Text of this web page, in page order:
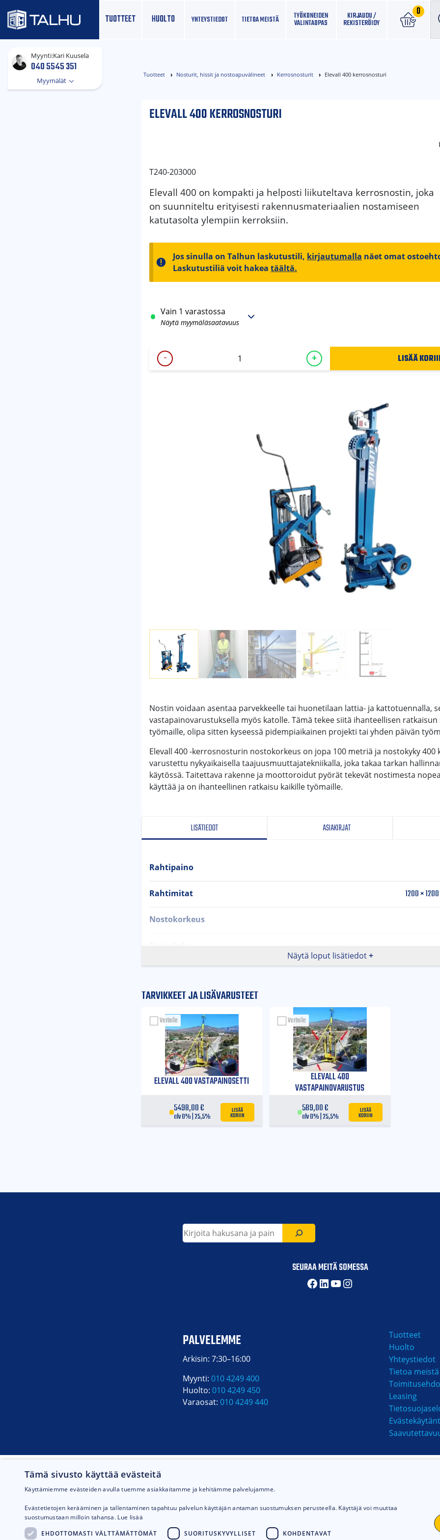
TUOTTEET HUOLTO
0
YHTEYS­TIEDOT TIETOA MEISTÄ TYÖKONEIDEN
VALINTAOPAS
KIRJAUDU /
REKISTERÖIDY
Myynti:Kari Kuusela
040 5545 351
Myymälät
Tuotteet Nosturit, hissit ja nostoapuvälineet Kerrosnosturit Elevall 400 kerrosnosturi
ELEVALL 400 KERROSNOSTURI
T240-203000
Elevall 400 on kompakti ja helposti liikuteltava kerrosnostin, joka
on suunniteltu erityisesti rakennusmateriaalien nostamiseen
katutasolta ylempiin kerroksiin.
Jos sinulla on Talhun laskutustili, kirjautumalla näet omat
Laskutustiliä voit hakea täältä.
Vain 1 varastossa
Näytä myymäläsaatavuus
-
Elevall
+ LISÄÄ
LISÄTIEDOT ASIAKIRJAT
Rahtipaino
Rahtimitat 1200 ×
Nostokorkeus
Vinssi
Nosturin mitat
Vinssin mitat
Nosturin omapaino
Moottoroidun pyörästön omapaino
Näytä loput lisätiedot
Nostin voidaan asentaa parvekkeelle tai huonetilaan lattia- ja kattotuennalla,
vastapainovarustuksella myös katolle. Tämä tekee siitä ihanteellisen
työmaille, olipa sitten kyseessä pidempiaikainen projekti tai yhden päivän
Elevall 400 -kerrosnosturin nostokorkeus on jopa 100 metriä ja nostokyky 400
varustettu nykyaikaisella taajuusmuuttajatekniikalla, joka takaa tarkan
käytössä. Taitettava rakenne ja moottoroidut pyörät tekevät nostimesta
käyttää ja on ihanteellinen ratkaisu kaikille työmaille.
TARVIKKEET JA LISÄVARUSTEET
ELEVALL 400 VASTAPAINOSETTI
5498,00€
alv 0% | 25,5%
LISÄÄ
KORIIN
Vertaile
ELEVALL 400
VASTAPAINOVARUSTUS
589,00€
alv 0% | 25,5%
LISÄÄ
KORIIN
Vertaile
SEURAA MEITÄ SOMESSA
Facebook
LinkedIn
YouTube
Instagram
PALVELEMME
Arkisin: 7:30–16:00
Myynti: 010 4249 400
Huolto: 010 4249 450
Varaosat: 010 4249 440
Tuotteet
Huolto
Yhteystiedot
Tietoa meistä
Leasing
Tämä sivusto käyttää evästeitä
Käyttämiemme evästeiden avulla tuemme asiakkaitamme ja kehitämme palvelujamme.
Evästetietojen kerääminen ja tallentaminen tapahtuu palvelun käyttäjän antaman suostumuksen perusteella. Käyttäjä voi muuttaa
suostumustaan milloin tahansa. Lue lisää
EHDOTTOMASTI VÄLTTÄMÄTTÖMÄT
SUORITUSKYVYLLISET KOHDENTAVAT